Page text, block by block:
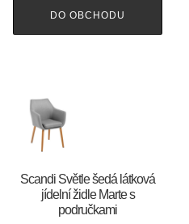
DO OBCHODU
Scandi Světle šedá látková
jídelní židle Marte s
područkami